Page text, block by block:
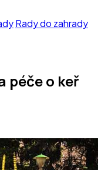
Rady do zahrady
péče o keř